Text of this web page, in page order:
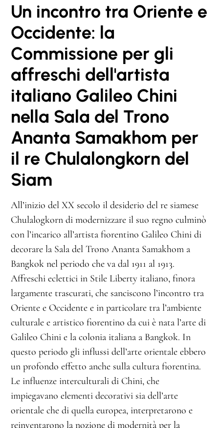
Un incontro tra Oriente e
Occidente: la
Commissione per gli
affreschi dell'artista
italiano Galileo Chini
nella Sala del Trono
Ananta Samakhom per
il re Chulalongkorn del
Siam
All’inizio del XX secolo il desiderio del re siamese
Chulalogkorn di modernizzare il suo regno culminò
con l’incarico all’artista fiorentino Galileo Chini di
decorare la Sala del Trono Ananta Samakhom a
Bangkok nel periodo che va dal 1911 al 1913.
Affreschi eclettici in Stile Liberty italiano, finora
largamente trascurati, che sanciscono l’incontro tra
Oriente e Occidente e in particolare tra l’ambiente
culturale e artistico fiorentino da cui è nata l’arte di
Galileo Chini e la colonia italiana a Bangkok. In
questo periodo gli influssi dell’arte orientale ebbero
un profondo effetto anche sulla cultura fiorentina.
Le influenze interculturali di Chini, che
impiegavano elementi decorativi sia dell’arte
orientale che di quella europea, interpretarono e
reinventarono la nozione di modernità per la